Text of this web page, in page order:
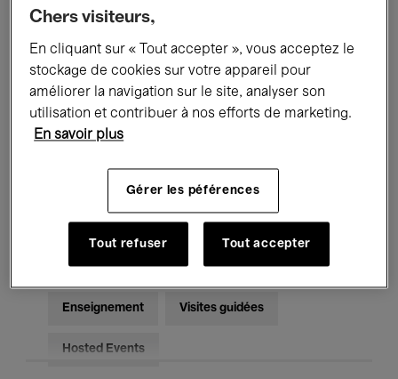
Expositions Films Performances
Rencontres & Débats Jazz
Musique électronique
Pour tous Kids’ Palace
Enseignement Visites guidées
Hosted Events
Chers visiteurs,
En cliquant sur « Tout accepter », vous acceptez le
stockage de cookies sur votre appareil pour
améliorer la navigation sur le site, analyser son
utilisation et contribuer à nos efforts de marketing.
En savoir plus
Gérer les péférences
Tout refuser Tout accepter